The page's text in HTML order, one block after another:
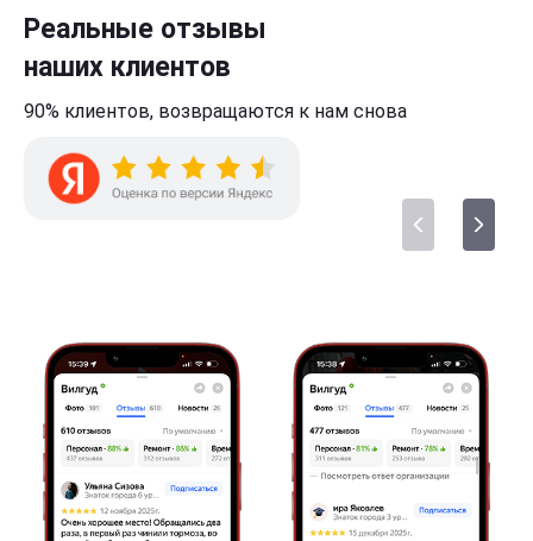
Реальные отзывы
наших клиентов
90% клиентов, возвращаются к нам снова